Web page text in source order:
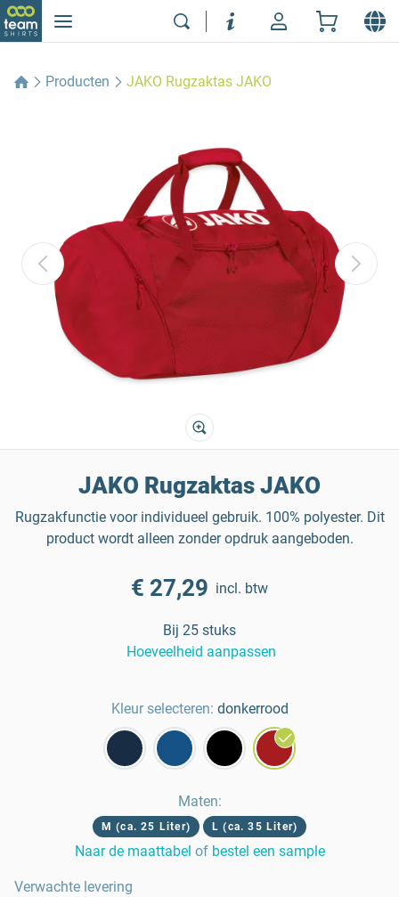
Producten JAKO Rugzaktas JAKO
JAKO Rugzaktas JAKO
Rugzakfunctie voor individueel gebruik. 100% polyester. Dit
product wordt alleen zonder opdruk aangeboden.
€ 27,29 incl. btw
Bij 25 stuks
Hoeveelheid aanpassen
Kleur selecteren: donkerrood
Maten:
M (ca. 25 Liter) L (ca. 35 Liter)
Naar de maattabel of bestel een sample
Verwachte levering